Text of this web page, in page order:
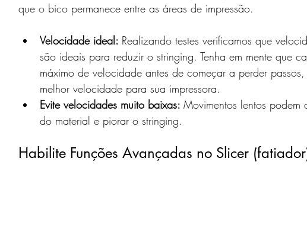
que o bico permanece entre as áreas de impressão.
Velocidade ideal: Realizando testes verificamos que
são ideais para reduzir o stringing. Tenha em mente que
máximo de velocidade antes de começar a perder
melhor velocidade para sua impressora.
Evite velocidades muito baixas: Movimentos lentos podem
do material e piorar o stringing.
Habilite Funções Avançadas no Slicer